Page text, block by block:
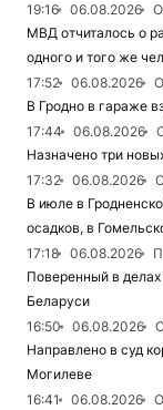
19:16
06.08.2026
МВД отчиталось о
одного и того же
17:52
06.08.2026
В Гродно в гараже
17:44
06.08.2026
Назначено три
17:32
06.08.2026
В июле в
осадков, в
17:18
06.08.2026
Поверенный в
Беларуси
16:50
06.08.2026
Направлено в суд
Могилеве
16:41
06.08.2026